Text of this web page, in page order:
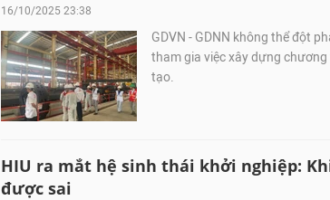
16/10/2025 23:38
GDVN - GDNN không thể đột
tham gia việc xây dựng
tạo.
HIU ra mắt hệ sinh thái khởi nghiệp:
được sai